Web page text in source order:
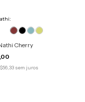
Cherry
sem juros